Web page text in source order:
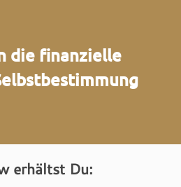
die finanzielle
erhältst Du: